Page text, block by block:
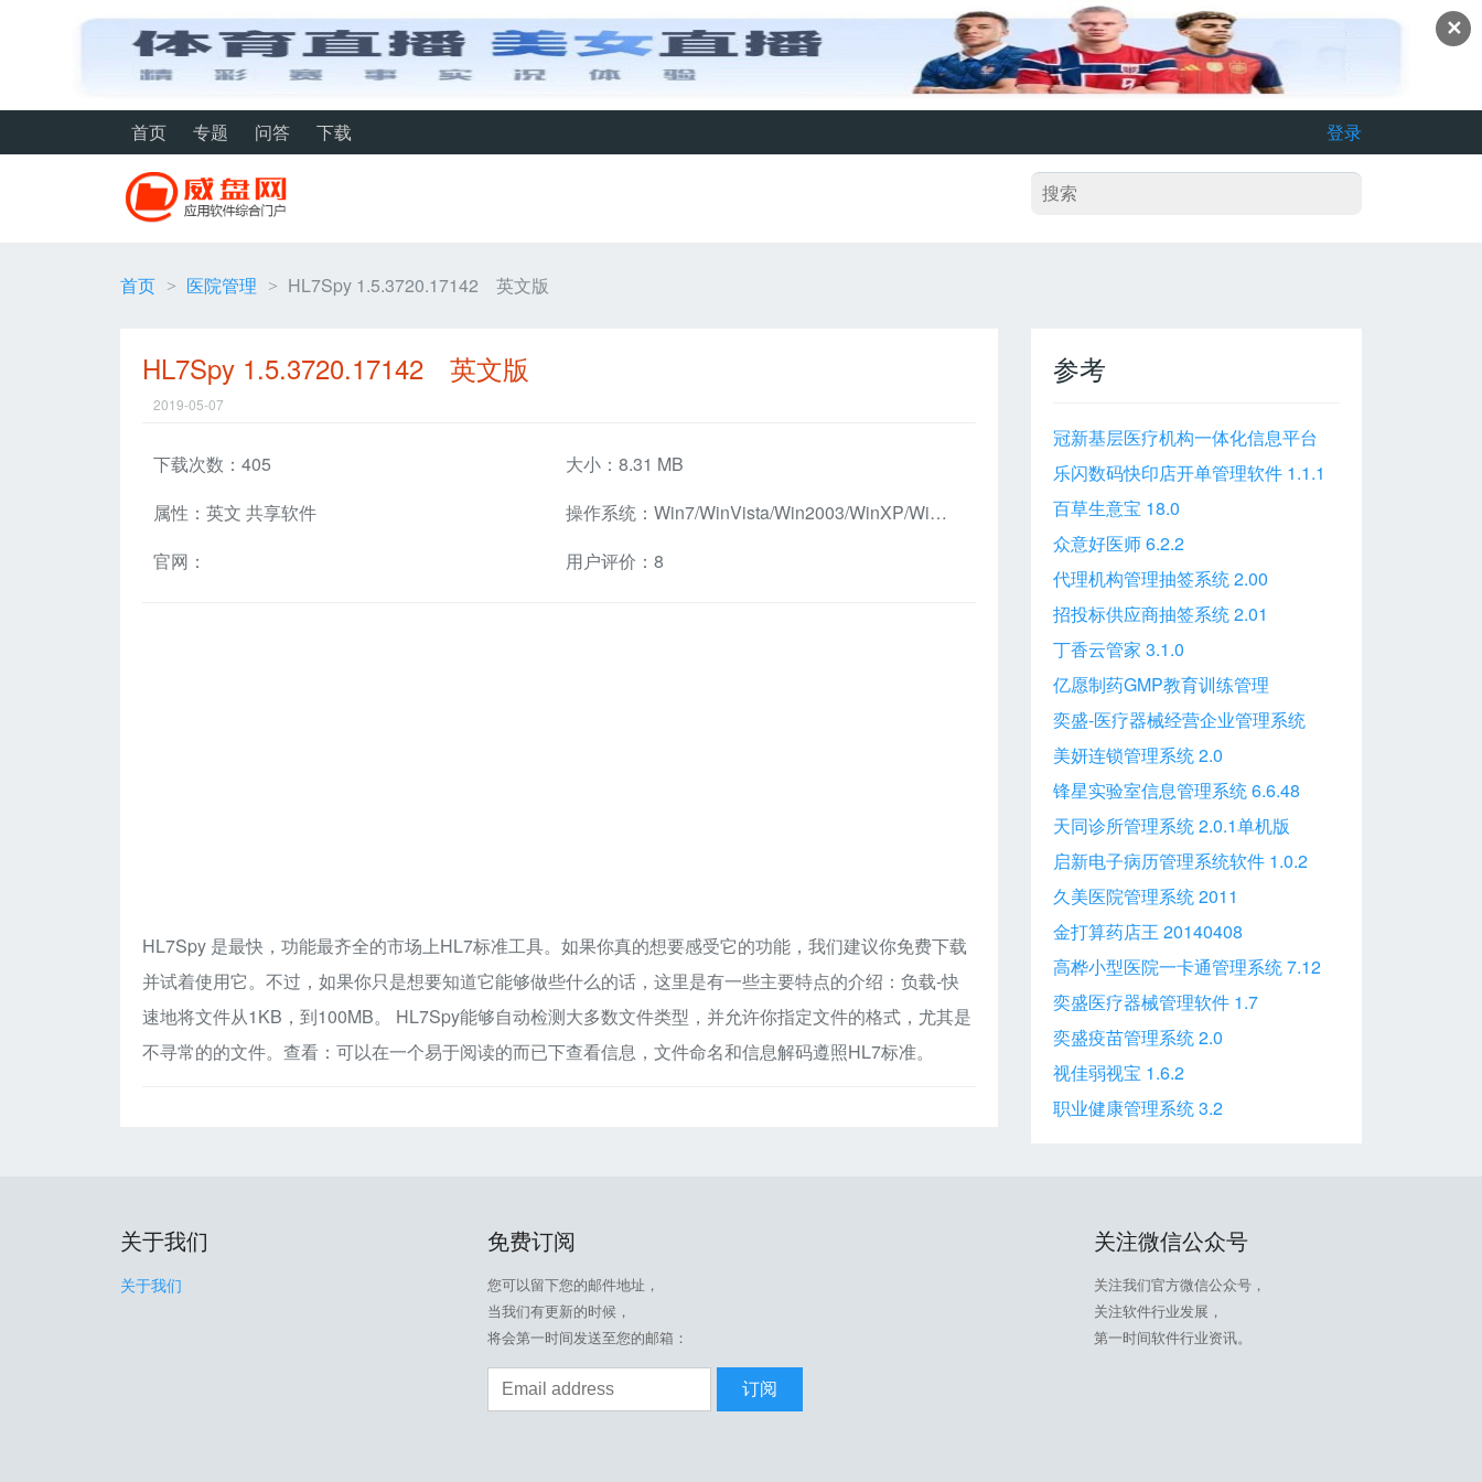
✕
首页 专题 问答 下载 登录
首页 > 医院管理 > HL7Spy 1.5.3720.17142 英文版
HL7Spy 1.5.3720.17142 英文版
2019-05-07
下载次数：405
大小：8.31 MB
属性：英文 共享软件
操作系统：Win7/WinVista/Win2003/WinXP/Win2000兼容软件
官网：
用户评价：8
HL7Spy 是最快，功能最齐全的市场上HL7标准工具。如果你真的想要感受它的功能，我们建议你免费下载
并试着使用它。不过，如果你只是想要知道它能够做些什么的话，这里是有一些主要特点的介绍：负载-快
速地将文件从1KB，到100MB。 HL7Spy能够自动检测大多数文件类型，并允许你指定文件的格式，尤其是
不寻常的的文件。查看：可以在一个易于阅读的而已下查看信息，文件命名和信息解码遵照HL7标准。
参考
冠新基层医疗机构一体化信息平台
乐闪数码快印店开单管理软件 1.1.1
百草生意宝 18.0
众意好医师 6.2.2
代理机构管理抽签系统 2.00
招投标供应商抽签系统 2.01
丁香云管家 3.1.0
亿愿制药GMP教育训练管理
2.4.1122
奕盛-医疗器械经营企业管理系统
（企业版） 1.0
美妍连锁管理系统 2.0
锋星实验室信息管理系统 6.6.48
天同诊所管理系统 2.0.1单机版
启新电子病历管理系统软件 1.0.2
久美医院管理系统 2011
金打算药店王 20140408
高桦小型医院一卡通管理系统 7.12
奕盛医疗器械管理软件 1.7
奕盛疫苗管理系统 2.0
视佳弱视宝 1.6.2
职业健康管理系统 3.2
关于我们
关于我们
免费订阅
您可以留下您的邮件地址，
当我们有更新的时候，
将会第一时间发送至您的邮箱：
订阅
关注微信公众号
关注我们官方微信公众号，
关注软件行业发展，
第一时间软件行业资讯。